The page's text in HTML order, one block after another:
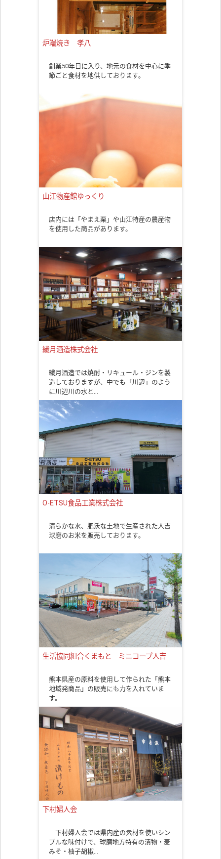
炉端焼き 孝八
創業50年目に入り、地元の食材を中心に季
節ごと食材を地供しております。
山江物産館ゆっくり
店内には「やまえ栗」や山江特産の農産物
を使用した商品があります。
繊月酒造株式会社
繊月酒造では焼酎・リキュール・ジンを製
造しておりますが、中でも「川辺」のよう
に川辺川の水と…
O-ETSU食品工業株式会社
清らかな水、肥沃な土地で生産された人吉
球磨のお米を販売しております。
生活協同組合くまもと ミニコープ人吉
熊本県産の原料を使用して作られた「熊本
地域発商品」の販売にも力を入れていま
す。
下村婦人会
下村婦人会では県内産の素材を使いシン
プルな味付けで、球磨地方特有の漬物・麦
みそ・柚子胡椒…